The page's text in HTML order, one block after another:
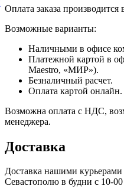
Оплата заказа
Возможные варианты:
Наличными в офисе
Платежной картой в
Maestro, «МИР»).
Безналичный расчет.
Оплата картой онлайн.
Возможна оплата с НДС,
менеджера.
Доставка
Доставка нашими курьерами
Севастополю в будни с 10-